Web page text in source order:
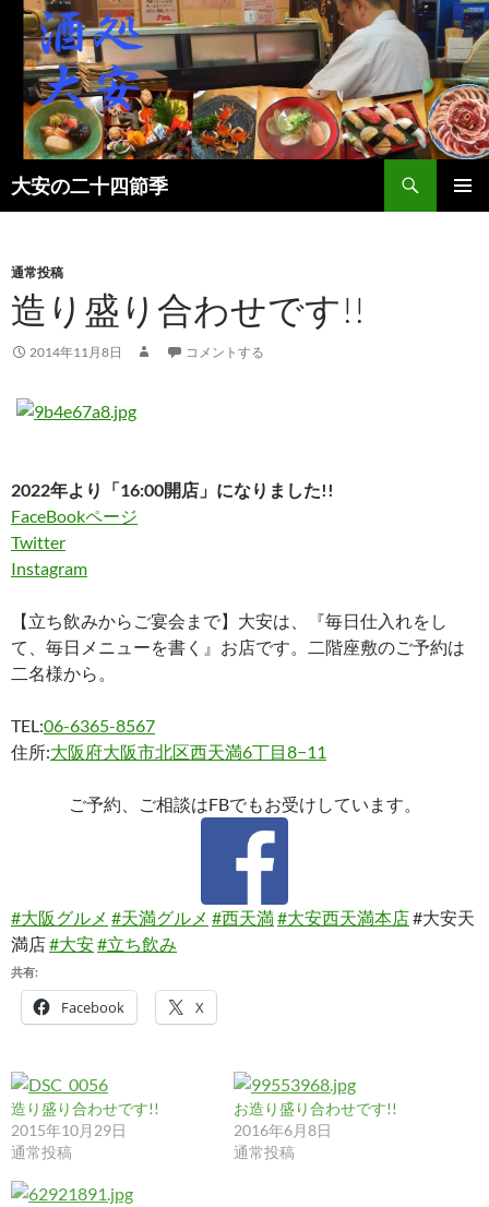
大安の二十四節季
検
索
ン
ツ
へ
キ
プ
通常投稿
造り盛り合わせです!!
2014年11月8日 コメントする
2022年より「16:00開店」になりました!!
FaceBookページ
Twitter
Instagram
【立ち飲みからご宴会まで】大安は、『毎日仕入れをし
て、毎日メニューを書く』お店です。二階座敷のご予約は
二名様から。
TEL:06-6365-8567
住所:大阪府大阪市北区西天満6丁目8−11
ご予約、ご相談はFBでもお受けしています。
#大阪グルメ #天満グルメ #西天満#大安西天満本店#大安天
満店#大安#立ち飲み
共有:
Facebook X
造り盛り合わせです!!
2015年10月29日
通常投稿
お造り盛り合わせです!!
2016年6月8日
通常投稿